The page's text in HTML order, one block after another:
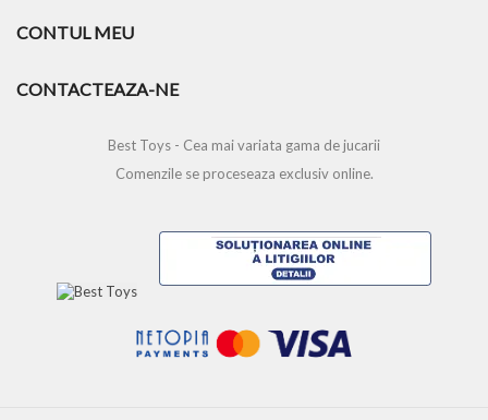
CONTUL MEU
CONTACTEAZA-NE
Best Toys - Cea mai variata gama de jucarii
Comenzile se proceseaza exclusiv online.